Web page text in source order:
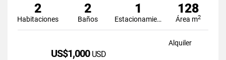
2
Habitaciones
2
Baños
1
Estacionamiento
128
Área m2
Alquiler
US$1,000 USD